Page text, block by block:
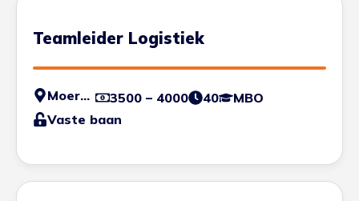
Teamleider Logistiek
Moerdijk 3500 – 4000 40
MBO
Vaste baan